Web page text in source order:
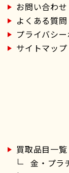
お問い合わせ
よくある質問
プライバシ
サイトマップ
買取品目一覧
金・プラ